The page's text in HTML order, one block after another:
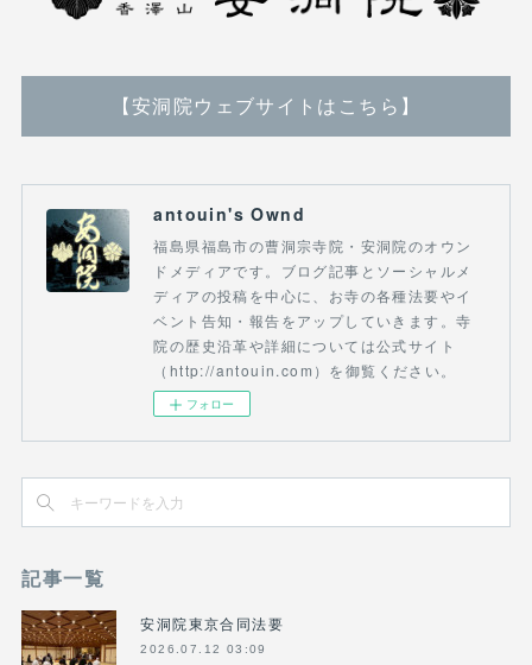
【安洞院ウェブサイトはこちら】
antouin's Ownd
福島県福島市の曹洞宗寺院・安洞院のオウン
ドメディアです。ブログ記事とソーシャルメ
ディアの投稿を中心に、お寺の各種法要やイ
ベント告知・報告をアップしていきます。寺
院の歴史沿革や詳細については公式サイト
（http://antouin.com）を御覧ください。
フォロー
記事一覧
安洞院東京合同法要
2026.07.12 03:09